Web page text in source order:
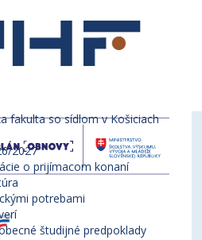
fakulta so sídlom v Košiciach
2027
o prijímacom konaní
potrebami
študijné predpoklady